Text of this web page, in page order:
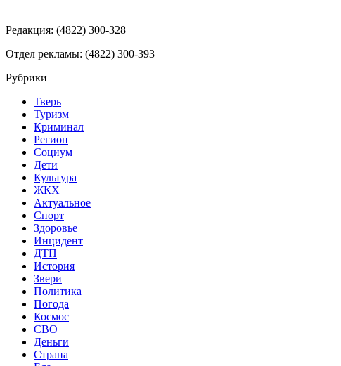
Редакция: (4822) 300-328
Отдел рекламы: (4822) 300-393
Рубрики
Тверь
Туризм
Криминал
Регион
Социум
Дети
Культура
ЖКХ
Актуальное
Спорт
Здоровье
Инцидент
ДТП
История
Звери
Политика
Погода
Космос
СВО
Деньги
Страна